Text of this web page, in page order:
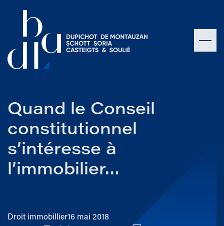
Quand le Conseil
constitutionnel
s’intéresse à
l’immobilier…
Droit immobillier16 mai 2018